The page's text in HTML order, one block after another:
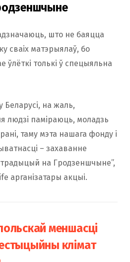
што не баяцца
сваіх матэрыялаў, бо
ўлёткі толькі ў спецыяльна
Беларусі, на жаль,
людзі паміраюць, моладзь
таму мэта нашага фонду і
– захаванне
традыцый на Гродзеншчыне”,
арганізатары акцыі.
меншасці
клімат